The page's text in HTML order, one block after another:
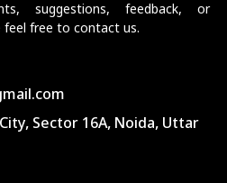
suggestions, feedback, or
feel free to contact us.
Sector 16A, Noida, Uttar